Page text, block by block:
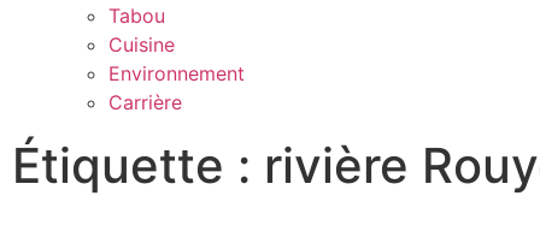
Tabou
Cuisine
Environnement
Carrière
Étiquette : rivière